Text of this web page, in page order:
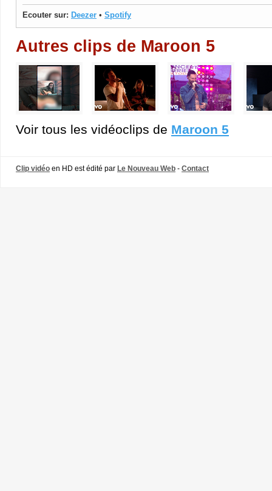
Ecouter sur: Deezer • Spotify
Autres clips de Maroon 5
Voir tous les vidéoclips de Maroon 5
Clip vidéo en HD est édité par Le Nouveau Web - Contact